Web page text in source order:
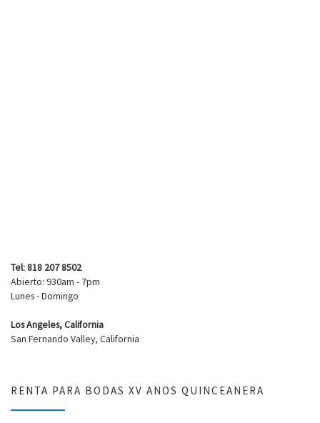
Tel: 818 207 8502
Abierto: 930am - 7pm
Lunes - Domingo
Los Angeles, California
San Fernando Valley, California
RENTA PARA BODAS XV ANOS QUINCEANERA